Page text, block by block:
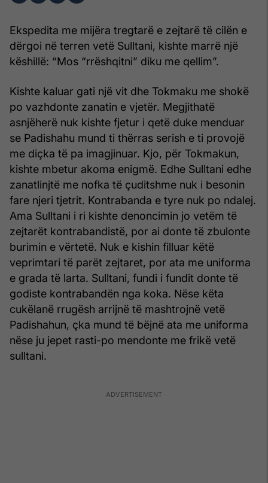
Ekspedita me mijëra tregtarë e zejtarë të cilën e
dërgoi në terren vetë Sulltani, kishte marrë një
këshillë: “Mos “rrëshqitni” diku me qellim”.
Kishte kaluar gati një vit dhe Tokmaku me shokë
po vazhdonte zanatin e vjetër. Megjithatë
asnjëherë nuk kishte fjetur i qetë duke menduar
se Padishahu mund ti thërras serish e ti provojë
me diçka të pa imagjinuar. Kjo, për Tokmakun,
kishte mbetur akoma enigmë. Edhe Sulltani edhe
zanatlinjtë me nofka të çuditshme nuk i besonin
fare njeri tjetrit. Kontrabanda e tyre nuk po ndalej.
Ama Sulltani i ri kishte denoncimin jo vetëm të
zejtarët kontrabandistë, por ai donte të zbulonte
burimin e vërtetë. Nuk e kishin filluar këtë
veprimtari të parët zejtaret, por ata me uniforma
e grada të larta. Sulltani, fundi i fundit donte të
godiste kontrabandën nga koka. Nëse këta
cukëlanë rrugësh arrijnë të mashtrojnë vetë
Padishahun, çka mund të bëjnë ata me uniforma
nëse ju jepet rasti-po mendonte me frikë vetë
sulltani.